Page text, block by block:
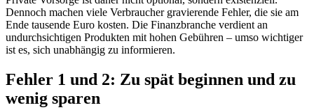
Dennoch machen viele Verbraucher gravierende Fehler, die sie am
Ende tausende Euro kosten. Die Finanzbranche verdient an
undurchsichtigen Produkten mit hohen Gebühren – umso wichtiger
ist es, sich unabhängig zu informieren.
Fehler 1 und 2: Zu spät beginnen und zu
wenig sparen